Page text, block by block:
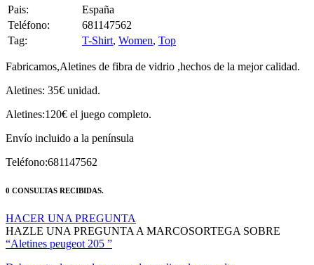
Teléfono:
681147562
Tag:
T-Shirt,Women
Fabricamos,Aletines de fibra de vidrio ,hechos de la mejor calidad.
Aletines: 35€ unidad.
Aletines:120€ el juego completo.
Envío incluido a la península
Teléfono:681147562
HAZLE UNA PREGUNTA A MARCOSORTEGA SOBRE
“Aletines peugeot 205 ”
Debes estar logueado para poder realizar la consulta